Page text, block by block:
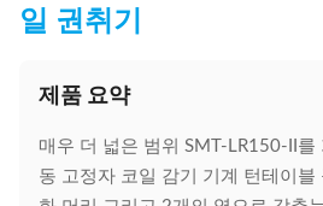
일 권취기
제품 요약
매우 더 넓은 범위 SMT-LR150-II
동 고정자 코일 감기 기계 턴테이